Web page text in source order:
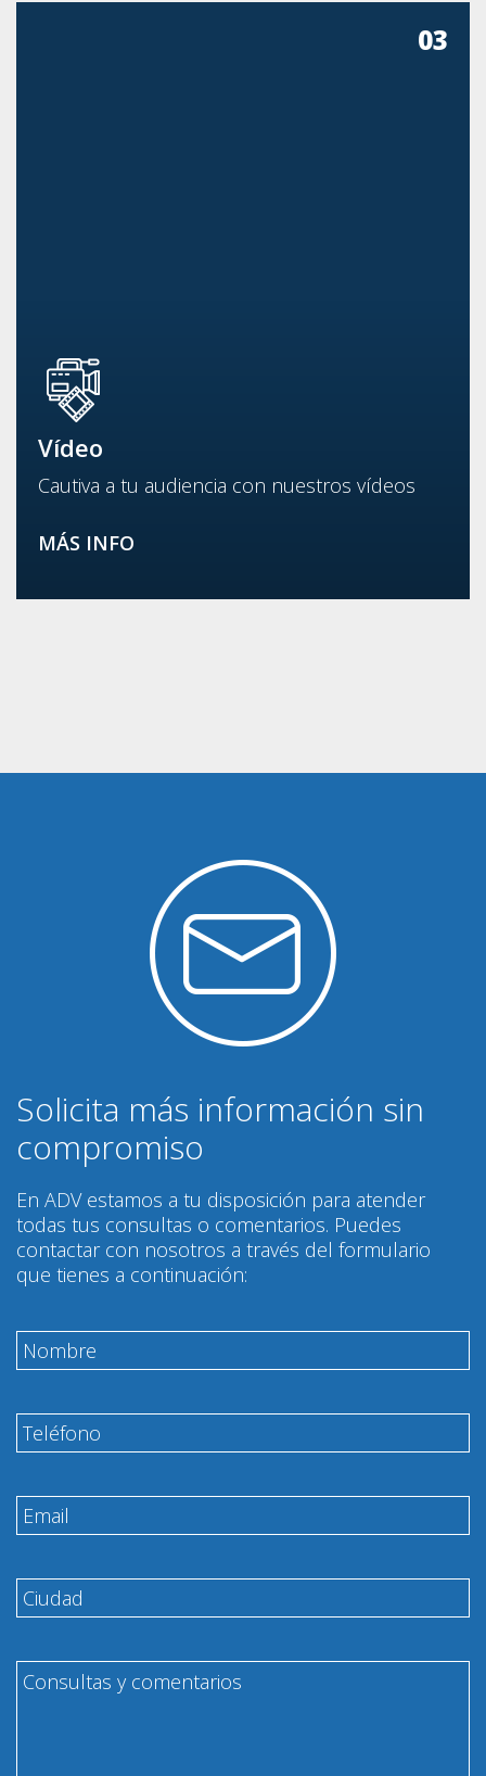
03
Vídeo
Cautiva a tu audiencia con nuestros vídeos
MÁS INFO
Solicita más información sin
compromiso
En ADV estamos a tu disposición para atender
todas tus consultas o comentarios. Puedes
contactar con nosotros a través del formulario
que tienes a continuación: